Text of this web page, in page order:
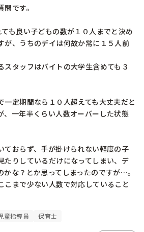
です。
も良い子どもの数が１０人までと決め
が、うちのデイは何故か常に１５人前
スタッフはバイトの大学生含めても３
一定期間なら１０人超えても大丈夫だと
、一年半くらい人数オーバーした状態
ておらず、手が掛けられない軽度の子
たりしているだけになってしまい、デ
かな？とか思ってしまったのですが…。
こまで少ない人数で対応していること
童指導員 保育士